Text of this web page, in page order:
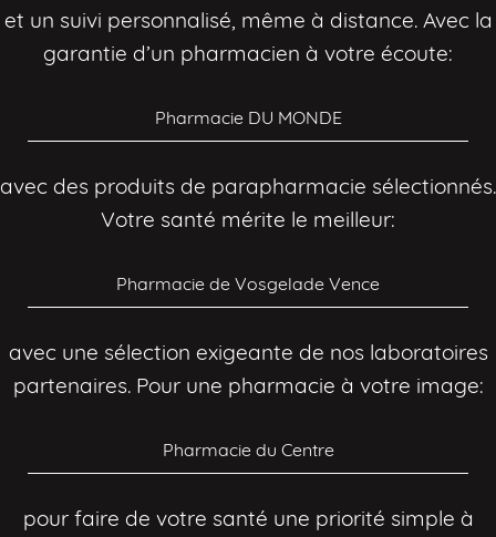
et un suivi personnalisé, même à distance. Avec la
garantie d’un pharmacien à votre écoute:
Pharmacie DU MONDE
avec des produits de parapharmacie sélectionnés.
Votre santé mérite le meilleur:
Pharmacie de Vosgelade Vence
avec une sélection exigeante de nos laboratoires
partenaires. Pour une pharmacie à votre image:
Pharmacie du Centre
pour faire de votre santé une priorité simple à